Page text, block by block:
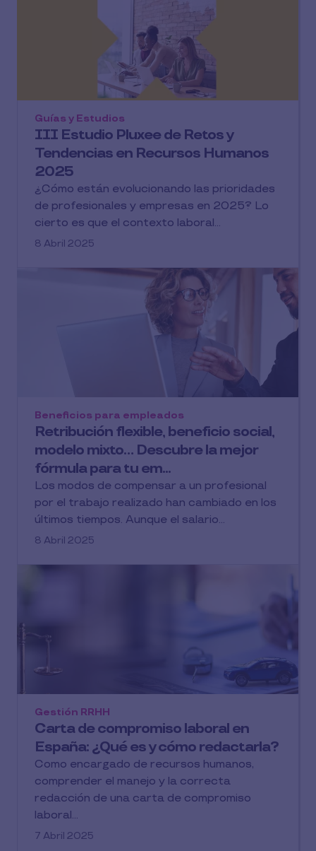
III Estudio Pluxee de Retos y
Tendencias en Recursos Humanos
2025
Guías y Estudios
¿Cómo están evolucionando las prioridades
de profesionales y empresas en 2025? Lo
cierto es que el contexto laboral...
8 Abril 2025
Retribución flexible, beneficio social,
modelo mixto… Descubre la mejor
fórmula para tu em...
Beneficios para empleados
Los modos de compensar a un profesional
por el trabajo realizado han cambiado en los
últimos tiempos. Aunque el salario...
8 Abril 2025
Carta de compromiso laboral en
España: ¿Qué es y cómo redactarla?
Gestión RRHH
Como encargado de recursos humanos,
comprender el manejo y la correcta
redacción de una carta de compromiso
laboral...
7 Abril 2025